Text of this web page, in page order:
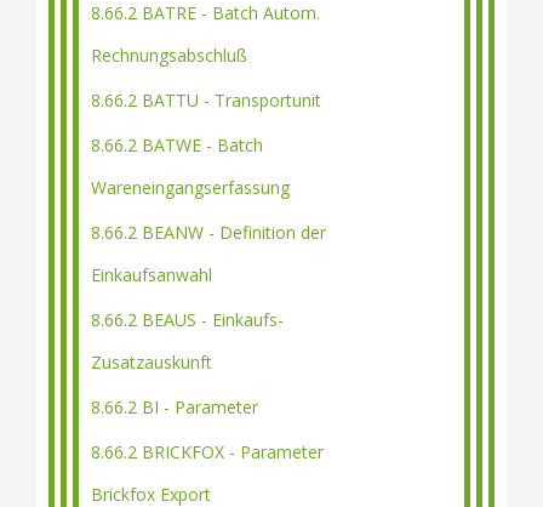
8.66.2 BATRE - Batch Autom.
Rechnungsabschluß
8.66.2 BATTU - Transportunit
8.66.2 BATWE - Batch
Wareneingangserfassung
8.66.2 BEANW - Definition der
Einkaufsanwahl
8.66.2 BEAUS - Einkaufs-
Zusatzauskunft
8.66.2 BI - Parameter
8.66.2 BRICKFOX - Parameter
Brickfox Export